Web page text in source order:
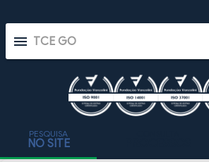
menu
PESQUISA
NO SITE